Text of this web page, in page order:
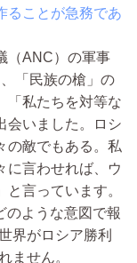
ることが急務であ
（ANC）の軍事
「民族の槍」の
「私たちを対等な
会いました。ロシ
の敵でもある。私
に言わせれば、ウ
言っています。
ような意図で報
界がロシア勝利
ません。